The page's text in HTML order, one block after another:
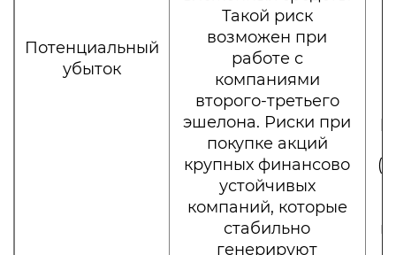
Потенциальный
убыток
Такой риск
возможен при
работе с
компаниями
второго-третьего
эшелона. Риски при
покупке акций
крупных финансово
устойчивых
компаний, которые
стабильно
генерируют